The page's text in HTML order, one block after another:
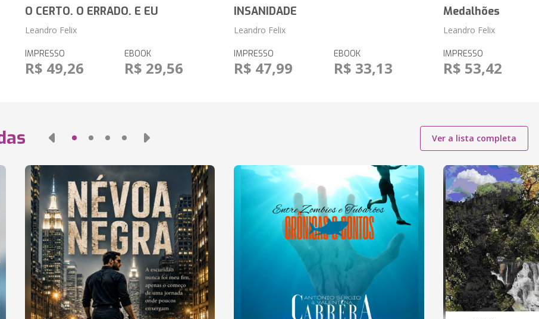
O CERTO. O ERRADO. E EU
Leandro Felix
IMPRESSO
R$ 49,26
EBOOK
R$ 29,56
INSANIDADE
Leandro Felix
IMPRESSO
R$ 47,99
EBOOK
R$ 33,13
Medalhões
Leandro Felix
IMPRESSO
R$ 53,42
Ver a lista completa